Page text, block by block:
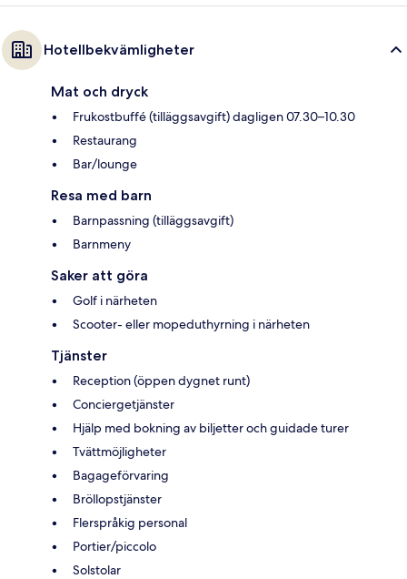
Hotellbekvämligheter
Mat och dryck
Frukostbuffé (tilläggsavgift) dagligen 07.30–10.30
Restaurang
Bar/lounge
Resa med barn
Barnpassning (tilläggsavgift)
Barnmeny
Saker att göra
Golf i närheten
Scooter- eller mopeduthyrning i närheten
Tjänster
Reception (öppen dygnet runt)
Conciergetjänster
Hjälp med bokning av biljetter och guidade turer
Tvättmöjligheter
Bagageförvaring
Bröllopstjänster
Flerspråkig personal
Portier/piccolo
Solstolar